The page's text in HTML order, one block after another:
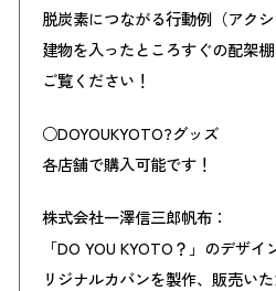
脱炭素につながる行動例（アクシ
建物を入ったところすぐの配架
ご覧ください！
○DOYOUKYOTO?グッズ
各店舗で購入可能です！
株式会社一澤信三郎帆布：
「DO YOU KYOTO？」のデザ
リジナルカバンを製作、販売い